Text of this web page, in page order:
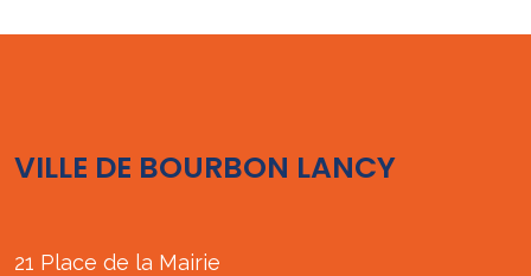
VILLE DE BOURBON LANCY
21 Place de la Mairie